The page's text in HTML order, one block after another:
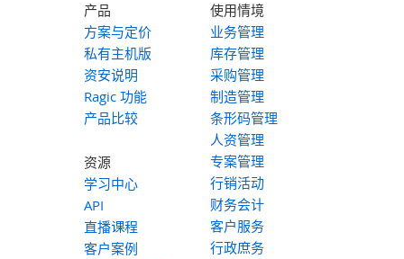
产品
方案与定价
私有主机版
资安说明
Ragic 功能
产品比较
资源
学习中心
API
直播课程
客户案例
使用情境
业务管理
库存管理
采购管理
制造管理
条形码管理
人资管理
专案管理
行销活动
财务会计
客户服务
行政庶务